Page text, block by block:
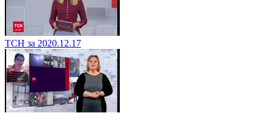
ТСН за 2020.12.17